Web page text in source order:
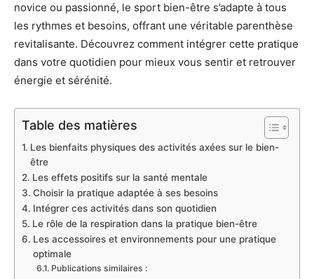
novice ou passionné, le sport bien-être s’adapte à tous
les rythmes et besoins, offrant une véritable parenthèse
revitalisante. Découvrez comment intégrer cette pratique
dans votre quotidien pour mieux vous sentir et retrouver
énergie et sérénité.
Table des matières
Les bienfaits physiques des activités axées sur le bien-
être
Les effets positifs sur la santé mentale
Choisir la pratique adaptée à ses besoins
Intégrer ces activités dans son quotidien
Le rôle de la respiration dans la pratique bien-être
Les accessoires et environnements pour une pratique
optimale
Publications similaires :